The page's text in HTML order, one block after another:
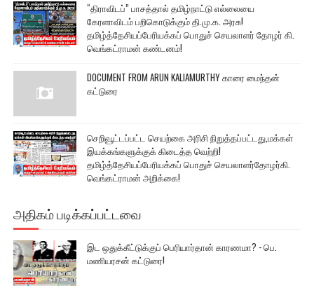
“திராவிடப்” பாசத்தால் தமிழ்நாட்டு எல்லையை
கேரளாவிடம் பறிகொடுக்கும் தி.மு.க. அரசு!
தமிழ்த்தேசியப்பேரியக்கப் பொதுச் செயலாளர் தோழர் கி.
வெங்கட்ராமன் கண்டனம்!
DOCUMENT FROM ARUN KALIAMURTHY காரை மைந்தன்
கட்டுரை
செறிவூட்டப்பட்ட செயற்கை அரிசி நிறுத்தப்பட்டது,மக்கள்
இயக்கங்களுக்குக் கிடைத்த வெற்றி!
தமிழ்த்தேசியப்பேரியக்கப் பொதுச் செயலாளர்தோழர்கி.
வெங்கட்ராமன் அறிக்கை!
அதிகம் படிக்கப்பட்டவை
இட ஒதுக்கீட்டுக்குப் பெரியார்தான் காரணமா? - பெ.
மணியரசன் கட்டுரை!